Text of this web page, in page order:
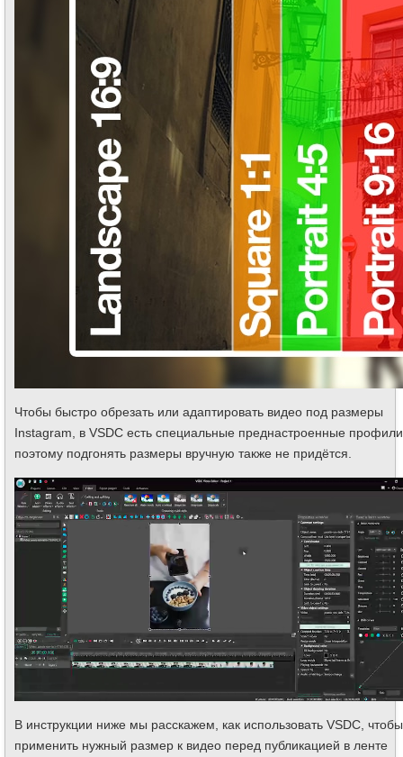
Чтобы быстро обрезать или адаптировать видео под размеры
Instagram, в VSDC есть специальные преднастроенные
поэтому подгонять размеры вручную также не придётся.
В инструкции ниже мы расскажем, как использовать VSDC, чтобы
применить нужный размер к видео перед публикацией в ленте